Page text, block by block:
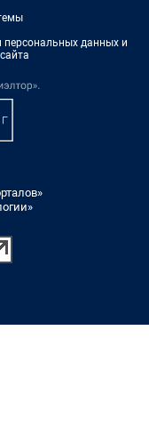
персональных данных и